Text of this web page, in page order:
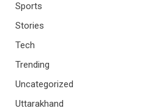
Sports
Stories
Tech
Trending
Uncategorized
Uttarakhand